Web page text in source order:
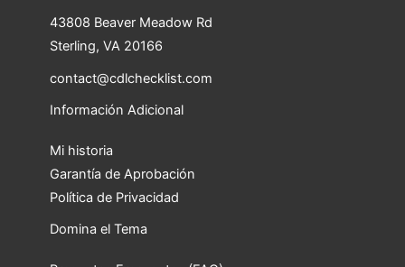
43808 Beaver Meadow Rd
Sterling, VA 20166
contact@cdlchecklist.com
Información Adicional
Mi historia
Garantía de Aprobación
Política de Privacidad
Domina el Tema